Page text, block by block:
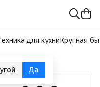
для кухниКрупная
Да